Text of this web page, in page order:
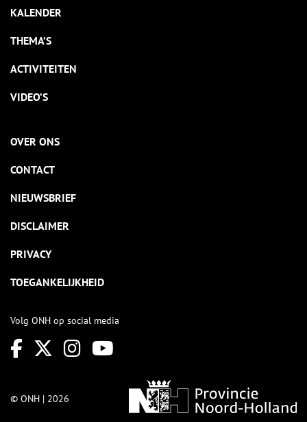
KALENDER
THEMA’S
ACTIVITEITEN
VIDEO’S
OVER ONS
CONTACT
NIEUWSBRIEF
DISCLAIMER
PRIVACY
TOEGANKELIJKHEID
Volg ONH op social media
© ONH | 2026